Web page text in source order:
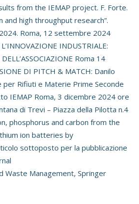
from the IEMAP project. F. Forte.
and high throughput research”.
Roma, 12 settembre 2024
INDUSTRIALE:
Roma 14
DI PITCH & MATCH: Danilo
per Rifiuti e Materie Prime Seconde
IEMAP Roma, 3 dicembre 2024 ore
di Trevi – Piazza della Pilotta n.4
phosphorus and carbon from the
ion batteries by
sottoposto per la pubblicazione
Waste Management, Springer